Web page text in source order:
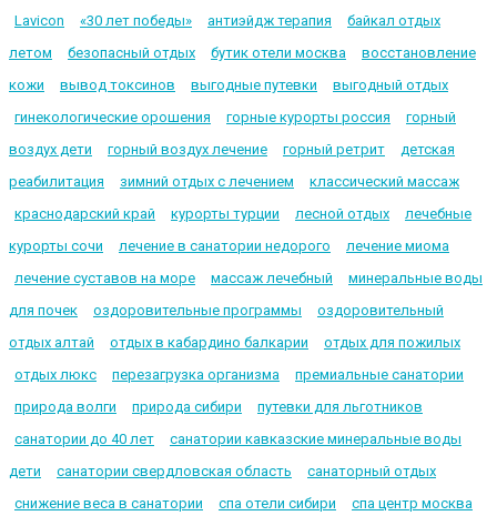
Lavicon «30 лет победы» антиэйдж терапия
байкал отдых
летом
безопасный отдых бутик отели москва
восстановление
кожи
вывод токсинов выгодные путевки
выгодный отдых
гинекологические орошения
горные курорты россия
горный
воздух дети
горный воздух лечение горный ретрит
детская
реабилитация
зимний отдых с лечением
классический массаж
краснодарский край
курорты турции лесной отдых
лечебные
курорты сочи
лечение в санатории недорого
лечение миома
лечение суставов на море
массаж лечебный
минеральные воды
для почек
оздоровительные программы
оздоровительный
отдых алтай
отдых в кабардино балкарии
отдых для пожилых
отдых люкс
перезагрузка организма
премиальные санатории
природа волги
природа сибири
путевки для льготников
санатории до 40 лет
санатории кавказские минеральные воды
дети
санатории свердловская область
санаторный отдых
снижение веса в санатории
спа отели сибири
спа центр москва